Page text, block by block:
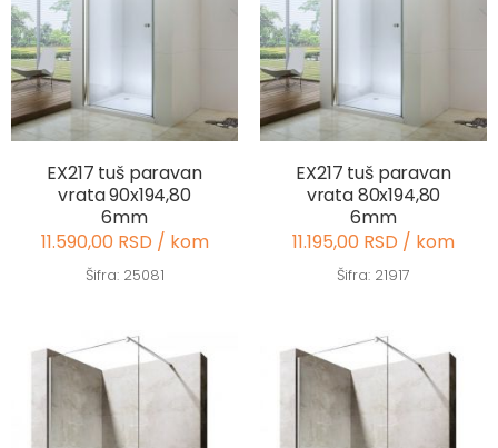
EX217 tuš paravan
vrata 90x194,80
6mm
11.590,00 RSD / kom
Šifra: 25081
EX217 tuš paravan
vrata 80x194,80
6mm
11.195,00 RSD / kom
Šifra: 21917